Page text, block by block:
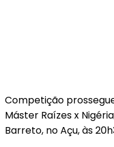
Competição
Máster Raízes x
Barreto, no Açu, às